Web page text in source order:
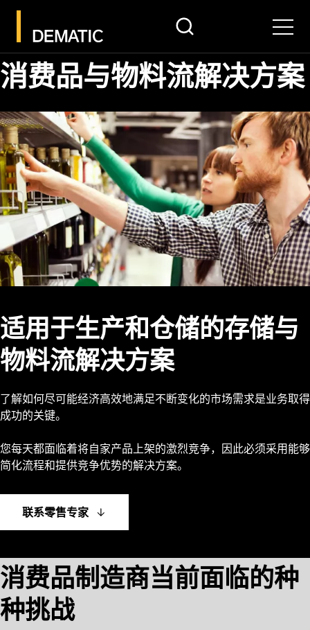
search Menu
消费品与物料流解决方案
适用于生产和仓储的存储与
物料流解决方案
了解如何尽可能经济高效地满足不断变化的市场需求是业务取得
成功的关键。
您每天都面临着将自家产品上架的激烈竞争，因此必须采用能够
简化流程和提供竞争优势的解决方案。
联系零售专家
消费品制造商当前面临的种
种挑战